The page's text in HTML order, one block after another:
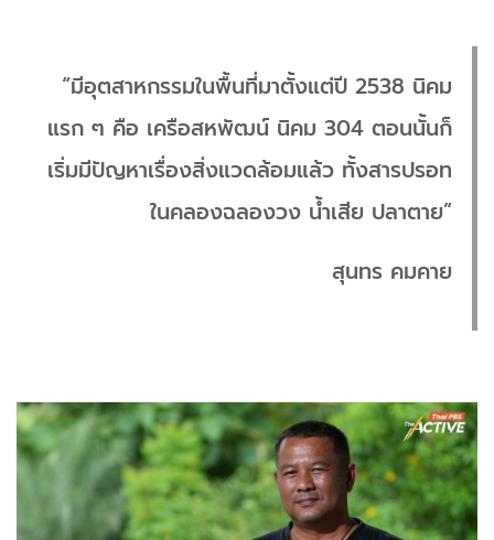
“มีอุตสาหกรรมในพื้นที่มาตั้งแต่ปี 2538 นิคม
แรก ๆ คือ เครือสหพัฒน์ นิคม 304 ตอนนั้นก็
เริ่มมีปัญหาเรื่องสิ่งแวดล้อมแล้ว ทั้งสารปรอท
ในคลองฉลองวง น้ำเสีย ปลาตาย”
สุนทร คมคาย